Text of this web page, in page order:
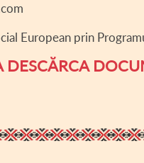
European prin
DESCĂRCA